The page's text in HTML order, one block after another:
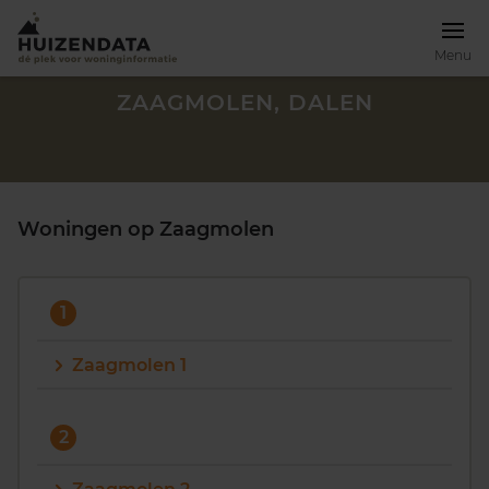
Menu
Zoek een woning
ZAAGMOLEN, DALEN
Woningen op Zaagmolen
1
Zaagmolen 1
2